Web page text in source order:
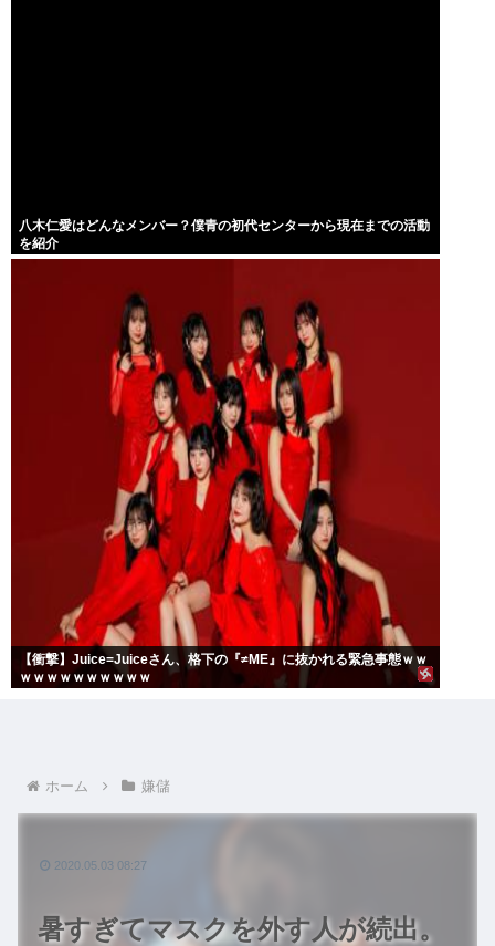
八木仁愛はどんなメンバー？僕青の初代センターから現在までの活動
を紹介
【衝撃】Juice=Juiceさん、格下の『≠ME』に抜かれる緊急事態ｗｗ
ｗｗｗｗｗｗｗｗｗｗ
ホーム 嫌儲
暑すぎてマスクを外す人が続出。
2020.05.03 08:27